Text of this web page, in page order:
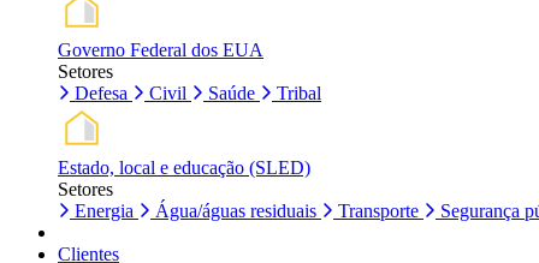
Governo Federal dos EUA
Setores
Defesa
Civil Saúde Tribal
Estado, local e educação (SLED)
Setores
Energia
Água/águas residuais Transporte Segurança
Clientes